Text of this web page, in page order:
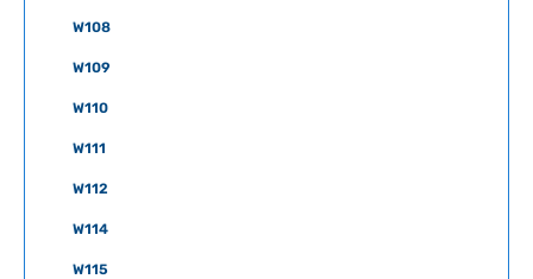
W108
W109
W110
W111
W112
W114
W115